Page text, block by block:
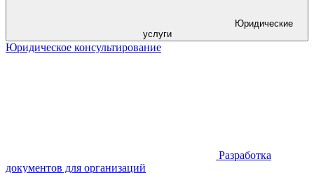
услуги
Юридическое консультирование
Разработка
документов для организаций